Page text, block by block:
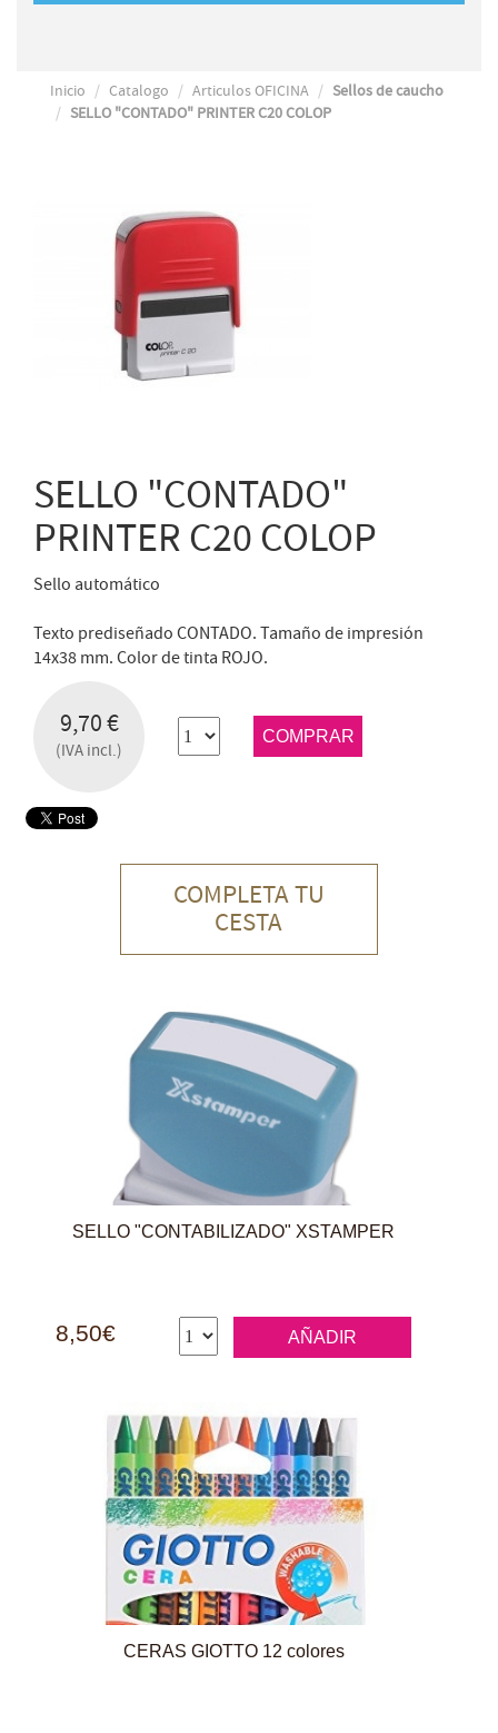
Inicio Catalogo Articulos OFICINA
Sellos de caucho
SELLO "CONTADO" PRINTER C20 COLOP
SELLO "CONTADO"
PRINTER C20 COLOP
Sello automático
Texto prediseñado CONTADO. Tamaño de impresión
14x38 mm. Color de tinta ROJO.
9,70 €
(IVA incl.)
COMPRAR
COMPLETA TU
CESTA
SELLO "CONTABILIZADO" XSTAMPER
8,50€ AÑADIR
CERAS GIOTTO 12 colores